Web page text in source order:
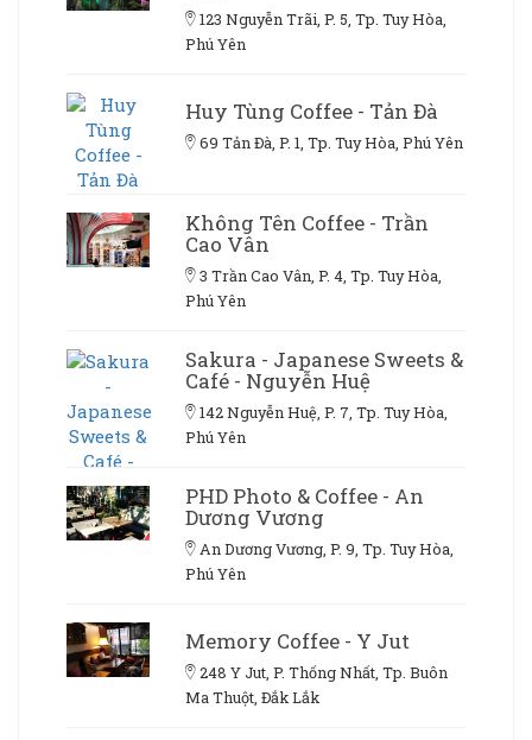
123 Nguyễn Trãi, P. 5, Tp. Tuy Hòa,
Phú Yên
Huy Tùng Coffee - Tản Đà
69 Tản Đà, P. 1, Tp. Tuy Hòa, Phú Yên
Không Tên Coffee - Trần
Cao Vân
3 Trần Cao Vân, P. 4, Tp. Tuy Hòa,
Phú Yên
Sakura - Japanese Sweets &
Café - Nguyễn Huệ
142 Nguyễn Huệ, P. 7, Tp. Tuy Hòa,
Phú Yên
PHD Photo & Coffee - An
Dương Vương
An Dương Vương, P. 9, Tp. Tuy Hòa,
Phú Yên
Memory Coffee - Y Jut
248 Y Jut, P. Thống Nhất, Tp. Buôn
Ma Thuột, Đắk Lắk